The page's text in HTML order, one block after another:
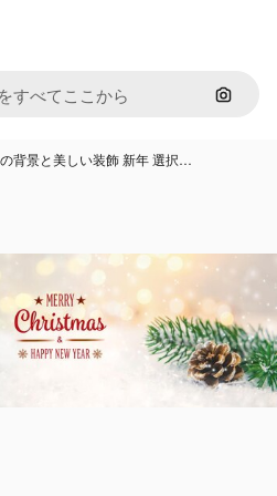
画像で
背景と美しい装飾 新年 選択…